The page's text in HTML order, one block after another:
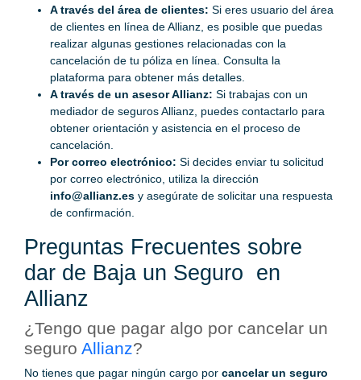
A través del área de clientes: Si eres usuario del área
de clientes en línea de Allianz, es posible que puedas
realizar algunas gestiones relacionadas con la
cancelación de tu póliza en línea. Consulta la
plataforma para obtener más detalles.
A través de un asesor Allianz: Si trabajas con un
mediador de seguros Allianz, puedes contactarlo para
obtener orientación y asistencia en el proceso de
cancelación.
Por correo electrónico: Si decides enviar tu solicitud
por correo electrónico, utiliza la dirección
info@allianz.es y asegúrate de solicitar una respuesta
de confirmación.
Preguntas Frecuentes sobre
dar de Baja un Seguro en
Allianz
¿Tengo que pagar algo por cancelar un
seguro Allianz?
No tienes que pagar ningún cargo por cancelar un seguro